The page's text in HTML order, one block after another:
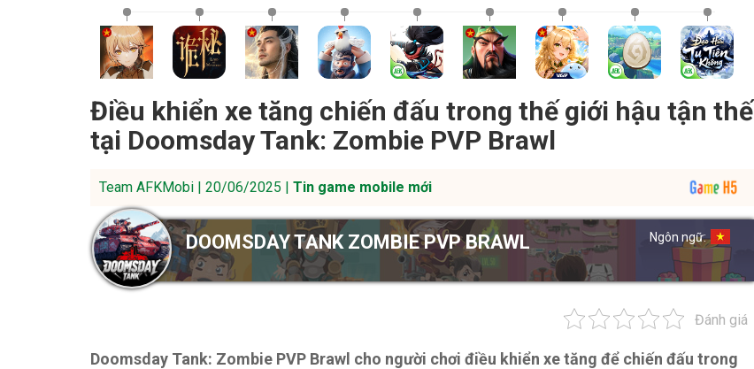
Điều khiển xe tăng chiến đấu trong thế giới hậu tận thế
tại Doomsday Tank: Zombie PVP Brawl
Team AFKMobi | 20/06/2025 | Tin game mobile mới
DOOMSDAY TANK ZOMBIE PVP BRAWL Ngôn ngữ:
Đánh giá
Doomsday Tank: Zombie PVP Brawl cho người chơi điều khiển xe tăng để chiến đấu trong